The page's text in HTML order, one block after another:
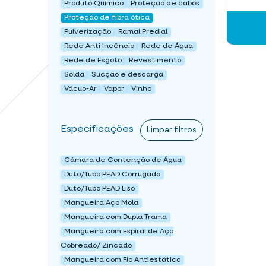
Produto Químico
Proteção de cabos
Proteção de fibra ótica
Pulverização
Ramal Predial
Rede Anti Incêncio
Rede de Água
Rede de Esgoto
Revestimento
Solda
Sucção e descarga
Vácuo-Ar
Vapor Vinho
Especificações Limpar filtros
Câmara de Contenção de Água
Duto/Tubo PEAD Corrugado
Duto/Tubo PEAD Liso
Mangueira Aço Mola
Mangueira com Dupla Trama
Mangueira com Espiral de Aço
Cobreado/ Zincado
Mangueira com Fio Antiestático